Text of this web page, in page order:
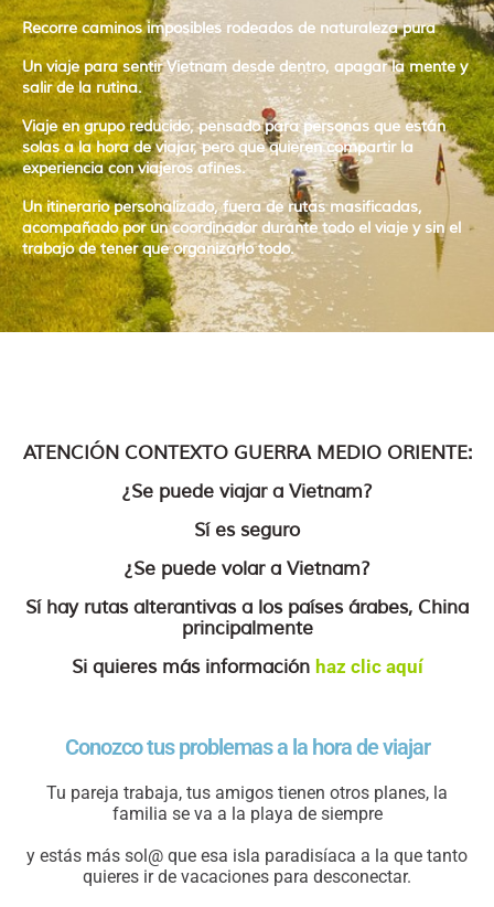
Recorre caminos imposibles rodeados de naturaleza pura
Un viaje parasentir Vietnam desde dentro, apagar la mente y
salir de la rutina.
Viaje engrupo reducido, pensado parapersonas que están
solas a la hora de viajar, pero que quieren compartir la
experiencia conviajeros afines.
Unitinerario personalizado, fuera de rutas masificadas,
acompañado por uncoordinador durante todo el viaje y sin el
trabajo de tener que organizarlo todo.
ATENCIÓN CONTEXTO GUERRA MEDIO ORIENTE:
¿Se puede viajar a Vietnam?
Sí es seguro
¿Se puede volar a Vietnam?
Sí hay rutas alterantivas a los países árabes, China
principalmente
Si quieres más información haz clic aquí
Conozco tus problemas a la hora de viajar
Tu pareja trabaja, tus amigos tienen otros planes, la
familia se va a la playa de siempre
y estás más sol@ que esa isla paradisíaca a la que tanto
quieres ir de vacaciones para desconectar.